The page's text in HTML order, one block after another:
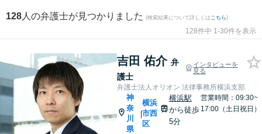
128 人の弁護士が見つかりました (検索結果について詳しくは こちら)
128件中 1-30件を表示
吉田 佑介 弁
護士
インタビューを
見る
弁護士法人オリオン 法律事務所横浜支部
神
奈
川
県
|
横浜
市西
区
横浜駅
から徒歩
5分
営業時間：09:30~
17:00（土日祝日）